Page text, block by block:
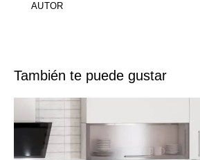
AUTOR
También te puede gustar